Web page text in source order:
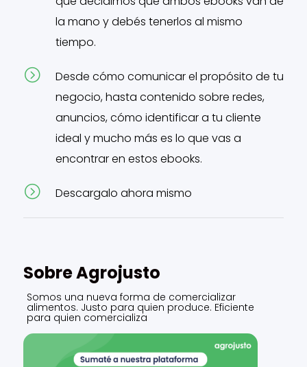
la mano y debés tenerlos al mismo
tiempo.
=
Desde cómo comunicar el propósito de tu
negocio, hasta contenido sobre redes,
anuncios, cómo identificar a tu cliente
ideal y mucho más es lo que vas a
encontrar en estos ebooks.
= Descargalo ahora mismo
Sobre Agrojusto
Somos una nueva forma de comercializar
alimentos. Justo para quien produce. Eficiente
para quien comercializa